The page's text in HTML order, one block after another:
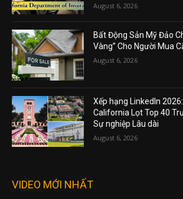
August 6, 2026
Bất Động Sản Mỹ Đảo
Vàng” Cho Người Mua
August 6, 2026
Xếp hạng LinkedIn
California Lọt Top 40
Sự nghiệp Lâu dài
August 6, 2026
VIDEO MỚI NHẤT